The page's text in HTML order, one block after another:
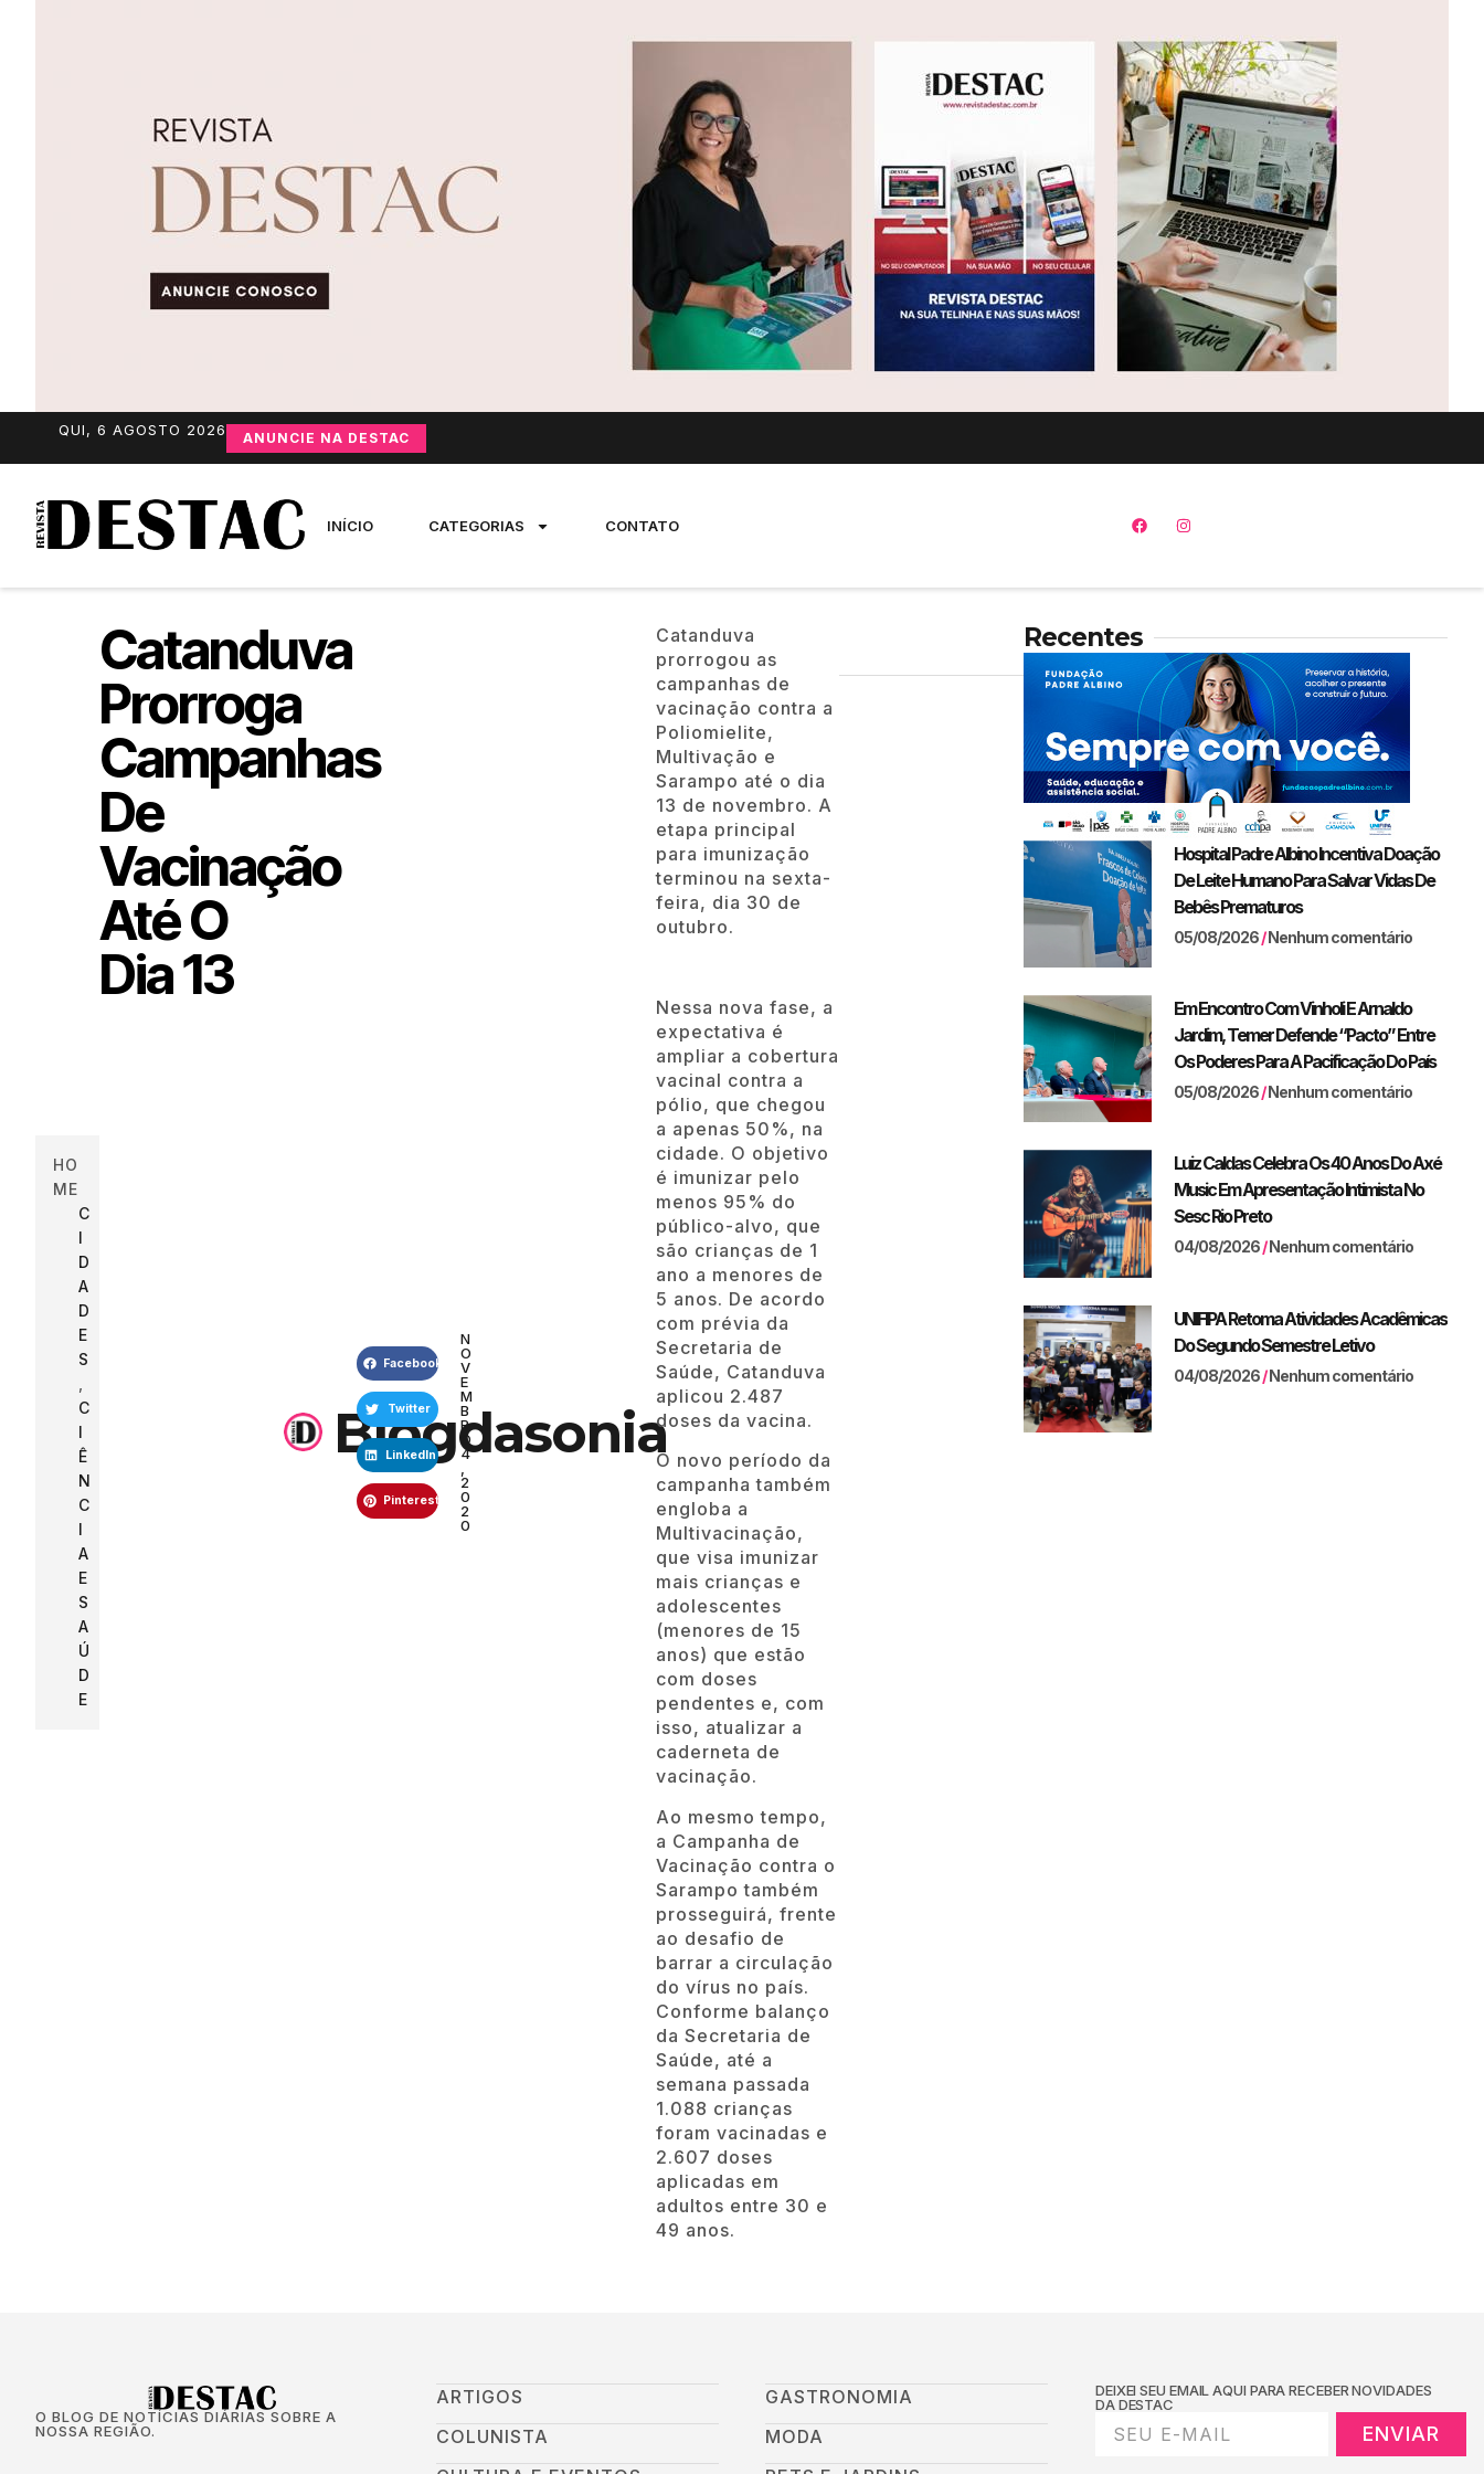
QUI, 6 AGOSTO 2026 ANUNCIE NA DESTAC
INÍCIO CATEGORIAS CONTATO
HO
ME
C
I
D
A
D
E
S
C
I
Ê
N
C
I
A
E
S
A
Ú
D
E
Catanduva
Prorroga
Campanhas
De
Vacinação
Até O
Dia 13
Blogdasonia
Facebook
Twitter
LinkedIn
Pinterest
N
O
V
E
M
B
R
O
4
2
0
2
0
Catanduva
prorrogou as
campanhas de
vacinação contra a
Poliomielite,
Multivação e
Sarampo até o dia
13 de novembro. A
etapa principal
para imunização
terminou na sexta-
feira, dia 30 de
outubro.
Nessa nova fase, a
expectativa é
ampliar a cobertura
vacinal contra a
pólio, que chegou
a apenas 50%, na
cidade. O objetivo
é imunizar pelo
menos 95% do
público-alvo, que
são crianças de 1
ano a menores de
5 anos. De acordo
com prévia da
Secretaria de
Saúde, Catanduva
aplicou 2.487
doses da vacina.
O novo período da
campanha também
engloba a
Multivacinação,
que visa imunizar
mais crianças e
adolescentes
(menores de 15
anos) que estão
com doses
pendentes e, com
isso, atualizar a
caderneta de
vacinação.
Ao mesmo tempo,
a Campanha de
Vacinação contra o
Sarampo também
prosseguirá, frente
ao desafio de
barrar a circulação
do vírus no país.
Conforme balanço
da Secretaria de
Saúde, até a
semana passada
1.088 crianças
foram vacinadas e
2.607 doses
aplicadas em
adultos entre 30 e
49 anos.
Recentes
Hospital Padre Albino Incentiva Doação
De Leite Humano Para Salvar Vidas De
Bebês Prematuros
05/08/2026 Nenhum comentário
Em Encontro Com Vinholi E Arnaldo
Jardim, Temer Defende “pacto” Entre
Os Poderes Para A Pacificação Do País
05/08/2026 Nenhum comentário
Luiz Caldas Celebra Os 40 Anos Do Axé
Music Em Apresentação Intimista No
Sesc Rio Preto
04/08/2026 Nenhum comentário
UNIFIPA Retoma Atividades Acadêmicas
Do Segundo Semestre Letivo
04/08/2026 Nenhum comentário
O BLOG DE NOTÍCIAS DIÁRIAS SOBRE A
NOSSA REGIÃO.
ARTIGOS
COLUNISTA
GASTRONOMIA
MODA
DEIXEI SEU EMAIL AQUI PARA RECEBER NOVIDADES
DA DESTAC
ENVIAR